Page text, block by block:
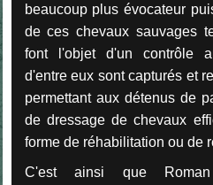
beaucoup plus évocateur
de ces chevaux sauvages
font l'objet d'un contrôle
d'entre eux sont capturés et
permettant aux détenus de
de dressage de chevaux
forme de réhabilitation ou de
C'est ainsi que Roman